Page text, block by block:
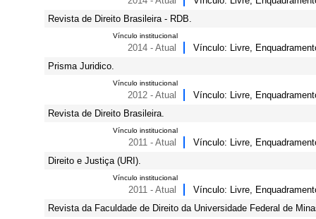
Revista de Direito Brasileira - RDB.
Vínculo institucional
2014 - Atual
Vínculo: Livre,
Prisma Juridico.
Vínculo institucional
2012 - Atual
Vínculo: Livre,
Revista de Direito Brasileira.
Vínculo institucional
2011 - Atual
Vínculo: Livre,
Direito e Justiça (URI).
Vínculo institucional
2011 - Atual
Vínculo: Livre,
Revista da Faculdade de Direito da Universidade Federal de